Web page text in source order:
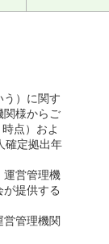
う）に関す
関様からご
点）およ
確定拠出年
運営管理機
提供する
営管理機関